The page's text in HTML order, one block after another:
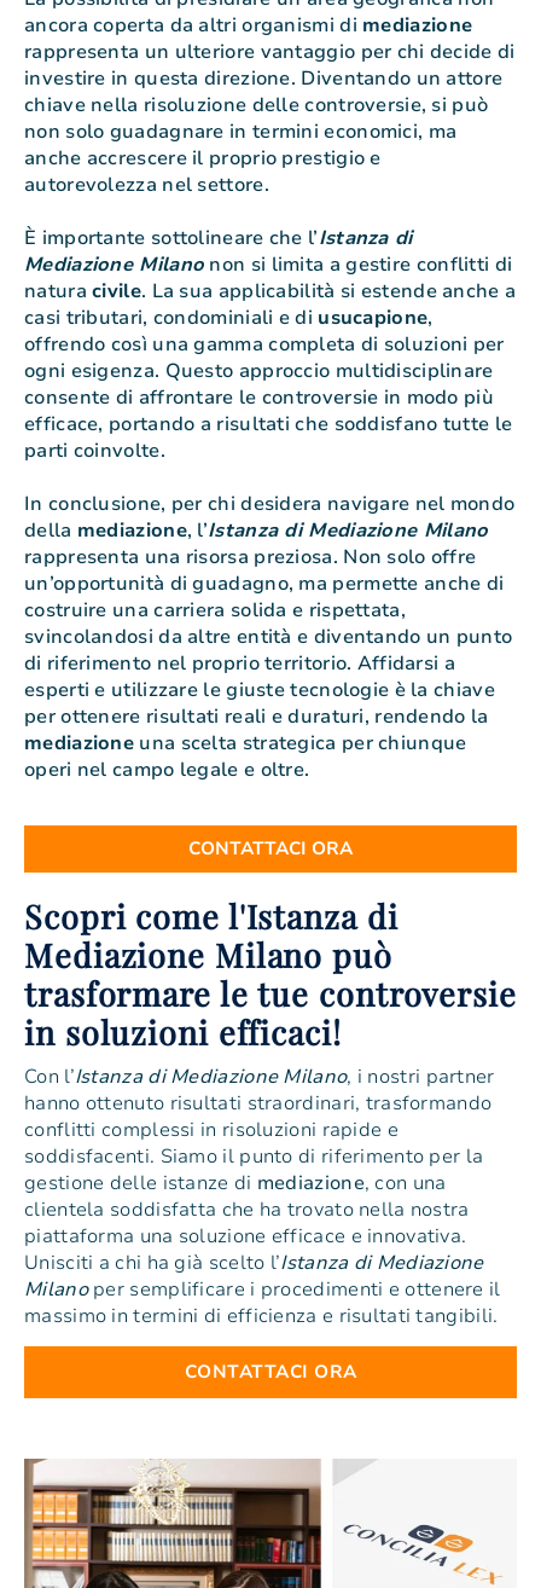
ancora coperta da altri organismi di mediazione
rappresenta un ulteriore vantaggio per chi decide di
investire in questa direzione. Diventando un attore
chiave nella risoluzione delle controversie, si può
non solo guadagnare in termini economici, ma
anche accrescere il proprio prestigio e
autorevolezza nel settore.
È importante sottolineare che l’Istanza di
Mediazione Milano non si limita a gestire conflitti di
naturacivile. La sua applicabilità si estende anche a
casi tributari, condominiali e di usucapione,
offrendo così una gamma completa di soluzioni per
ogni esigenza. Questo approccio multidisciplinare
consente di affrontare le controversie in modo più
efficace, portando a risultati che soddisfano tutte le
parti coinvolte.
In conclusione, per chi desidera navigare nel mondo
della mediazione, l’Istanza di Mediazione Milano
rappresenta una risorsa preziosa. Non solo offre
un’opportunità di guadagno, ma permette anche di
costruire una carriera solida e rispettata,
svincolandosi da altre entità e diventando un punto
di riferimento nel proprio territorio. Affidarsi a
esperti e utilizzare le giuste tecnologie è la chiave
per ottenere risultati reali e duraturi, rendendo la
mediazione una scelta strategica per chiunque
operi nel campo legale e oltre.
CONTATTACI ORA
Scopri come l'Istanza di
Mediazione Milano può
trasformare le tue controversie
in soluzioni efficaci!
Con l’Istanza di Mediazione Milano, i nostri partner
hanno ottenuto risultati straordinari, trasformando
conflitti complessi in risoluzioni rapide e
soddisfacenti. Siamo il punto di riferimento per la
gestione delle istanze di mediazione, con una
clientela soddisfatta che ha trovato nella nostra
piattaforma una soluzione efficace e innovativa.
Unisciti a chi ha già scelto l’Istanza di Mediazione
Milanoper semplificare i procedimenti e ottenere il
massimo in termini di efficienza e risultati tangibili.
CONTATTACI ORA